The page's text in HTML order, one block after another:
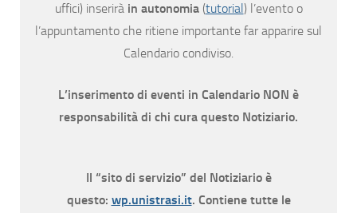
uffici) inserirà in autonomia(tutorial) l’evento o
l’appuntamento che ritiene importante far apparire sul
Calendario condiviso.
L’inserimento di eventi in Calendario NON è
responsabilità di chi cura questo Notiziario.
Il “sito di servizio” del Notiziario è
questo: wp.unistrasi.it. Contiene tutte le